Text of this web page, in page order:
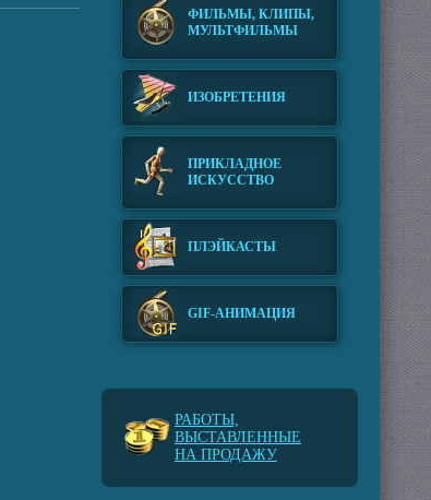
ФИЛЬМЫ, КЛИПЫ,
МУЛЬТФИЛЬМЫ
ИЗОБРЕТЕНИЯ
ПРИКЛАДНОЕ
ИСКУССТВО
ПЛЭЙКАСТЫ
GIF-АНИМАЦИЯ
РАБОТЫ,
ВЫСТАВЛЕННЫЕ
НА ПРОДАЖУ